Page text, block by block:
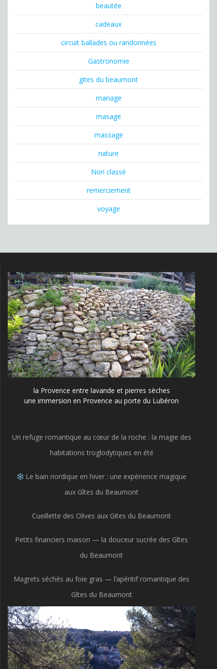
beautée
cadeaux
circuit ballades ou randonnées
Gastronomie
gites du beaumont
mariage
masage
massage
nature
Non classé
remerciement
voyage
la Provence entre lavande et pierres sèches
une immersion en Provence au porte du Lubéron
Un refuge romantique au cœur de la roche : la magie des
habitations troglodytiques en été
Le bain nordique en hiver : une expérience magique
aux Gîtes du Beaumont
Cueillette des Olives aux Gites du Beaumont
Petits financiers maison — la douceur sucrée des Gîtes
du Beaumont
Magrets séchés au foie gras — l’apéritif romantique des
Gîtes du Beaumont